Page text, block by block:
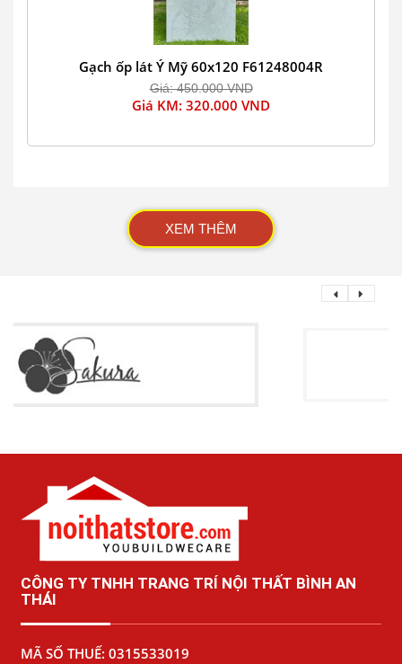
Gạch ốp lát Ý Mỹ 60x120 F61248004R
Giá: 450.000 VND
Giá KM: 320.000 VND
XEM THÊM
CÔNG TY TNHH TRANG TRÍ NỘI THẤT BÌNH AN
THÁI
MÃ SỐ THUẾ: 0315533019